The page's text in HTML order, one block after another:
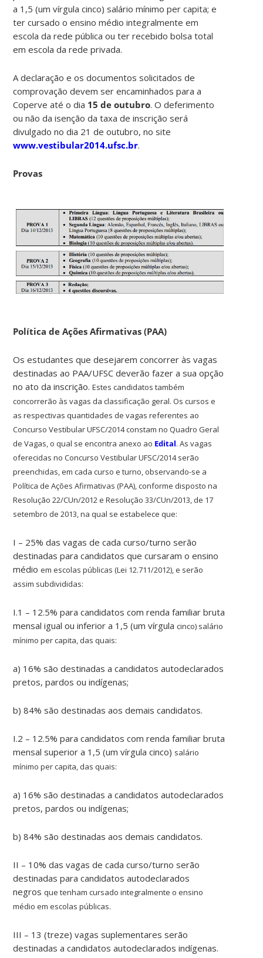
a 1,5 (um vírgula cinco) salário mínimo per capita; e
ter cursado o ensino médio integralmente em
escola da rede pública ou ter recebido bolsa total
em escola da rede privada.
A declaração e os documentos solicitados de
comprovação devem ser encaminhados para a
Coperve até o dia 15 de outubro. O deferimento
ou não da isenção da taxa de inscrição será
divulgado no dia 21 de outubro, no site
www.vestibular2014.ufsc.br.
Provas
Política de Ações Afirmativas (PAA)
Os estudantes que desejarem concorrer às vagas
destinadas ao PAA/UFSC deverão fazer a sua opção
no ato da inscrição.Estes candidatos também
concorrerão às vagas da classificação geral.Os cursos e
as respectivas quantidades de vagas referentes ao
Concurso Vestibular UFSC/2014 constam no Quadro Geral
de Vagas, o qual se encontra anexo ao Edital.As vagas
oferecidas no Concurso Vestibular UFSC/2014 serão
preenchidas, em cada curso e turno, observando-se a
Política de Ações Afirmativas (PAA), conforme disposto na
Resolução 22/CUn/2012 e Resolução 33/CUn/2013, de 17
setembro de 2013, na qual se estabelece que:
I – 25% das vagas de cada curso/turno serão
destinadas para candidatos que cursaram o ensino
médioem escolas públicas (Lei 12.711/2012), e serão
assim subdivididas:
I.1 – 12.5% para candidatos com renda familiar bruta
mensal igual ou inferior a 1,5 (um vírgulacinco) salário
mínimo per capita, das quais:
a) 16% são destinadas a candidatos autodeclarados
pretos, pardos ou indígenas;
b) 84% são destinadas aos demais candidatos.
I.2 – 12.5% para candidatos com renda familiar bruta
mensal superior a 1,5 (um vírgula cinco) salário
mínimo per capita, das quais:
a) 16% são destinadas a candidatos autodeclarados
pretos, pardos ou indígenas;
b) 84% são destinadas aos demais candidatos.
II – 10% das vagas de cada curso/turno serão
destinadas para candidatos autodeclarados
negrosque tenham cursado integralmente o ensino
médio em escolas públicas.
III – 13 (treze) vagas suplementares serão
destinadas a candidatos autodeclarados indígenas.